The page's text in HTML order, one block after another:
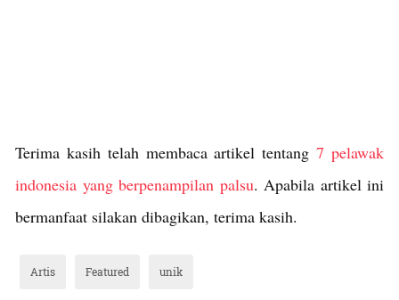
Terima kasih telah membaca artikel tentang7 pelawak
indonesia yang berpenampilan palsu. Apabila artikel ini
bermanfaat silakan dibagikan, terima kasih.
Artis Featured unik